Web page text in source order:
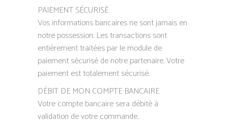
PAIEMENT SÉCURISÉ
Vos informations bancaires ne sont jamais en
notre possession. Les transactions sont
entièrement traitées par le module de
paiement sécurisé de notre partenaire. Votre
paiement est totalement sécurisé.
DÉBIT DE MON COMPTE BANCAIRE
Votre compte bancaire sera débité à
validation de votre commande.